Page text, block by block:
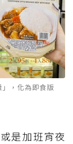
，化為即食版
是加班宵夜